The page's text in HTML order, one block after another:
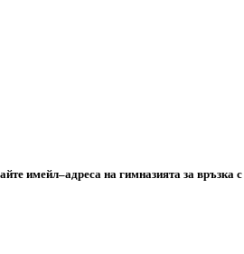
имейл–адреса на гимназията за връзка с